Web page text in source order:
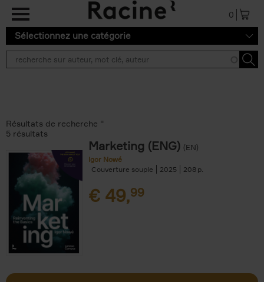
Aller au contenu principal
0
Sélectionnez une catégorie
Résultats de recherche ''
5 résultats
Marketing (ENG) (EN)
Igor Nowé
Couverture souple
2025 208
€ 49,99